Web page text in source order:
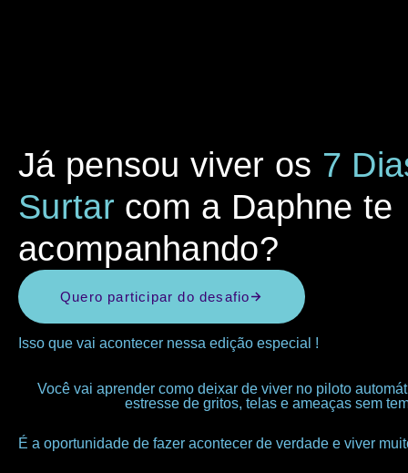
Já pensou viver os 7
Surtar com a Daphne te
acompanhando?
Quero participar do desafio
Isso que vai acontecer nessa edição especial !
Você vai aprender como deixar de viver no piloto
estresse de gritos, telas e ameaças sem
É a oportunidade de fazer acontecer de verdade e viver